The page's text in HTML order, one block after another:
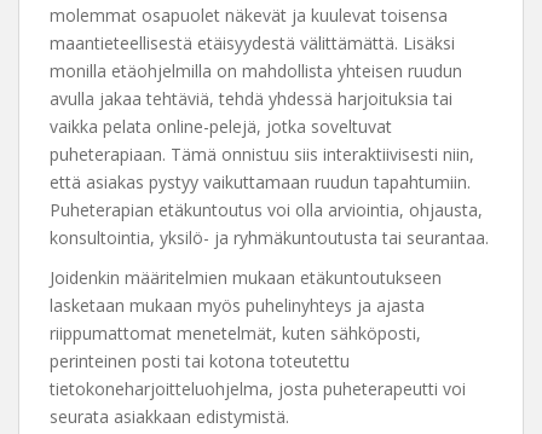
molemmat osapuolet näkevät ja kuulevat toisensa
maantieteellisestä etäisyydestä välittämättä. Lisäksi
monilla etäohjelmilla on mahdollista yhteisen ruudun
avulla jakaa tehtäviä, tehdä yhdessä harjoituksia tai
vaikka pelata online-pelejä, jotka soveltuvat
puheterapiaan. Tämä onnistuu siis interaktiivisesti niin,
että asiakas pystyy vaikuttamaan ruudun tapahtumiin.
Puheterapian etäkuntoutus voi olla arviointia, ohjausta,
konsultointia, yksilö- ja ryhmäkuntoutusta tai seurantaa.
Joidenkin määritelmien mukaan etäkuntoutukseen
lasketaan mukaan myös puhelinyhteys ja ajasta
riippumattomat menetelmät, kuten sähköposti,
perinteinen posti tai kotona toteutettu
tietokoneharjoitteluohjelma, josta puheterapeutti voi
seurata asiakkaan edistymistä.